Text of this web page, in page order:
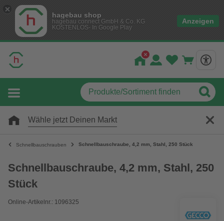
hagebau shop
hagebau connect GmbH & Co. KG
KOSTENLOS- In Google Play
Anzeigen
Wähle jetzt Deinen Markt
Schnellbauschrauben Schnellbauschraube, 4,2 mm, Stahl, 250 Stück
Schnellbauschraube, 4,2 mm, Stahl, 250
Stück
Online-Artikelnr.: 1096325